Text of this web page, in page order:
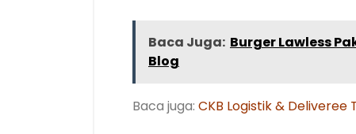
Baca Juga: Burger Lawless
Blog
Baca juga: CKB Logistik &